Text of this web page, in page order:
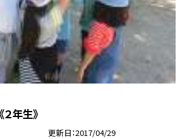
年生》
更新日 2017/04/29